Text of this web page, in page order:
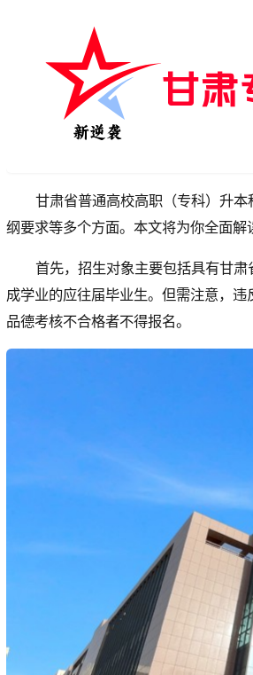
甘肃省普通高校高职（专科）升
纲要求等多个方面。本文将为你全面解
首先，招生对象主要包括具有甘
成学业的应往届毕业生。但需注意，
品德考核不合格者不得报名。